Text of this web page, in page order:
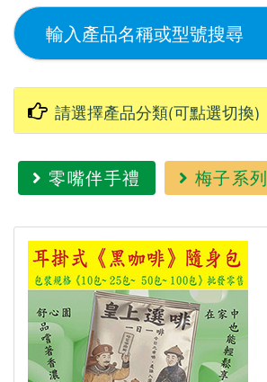
零嘴伴手禮 梅子系列